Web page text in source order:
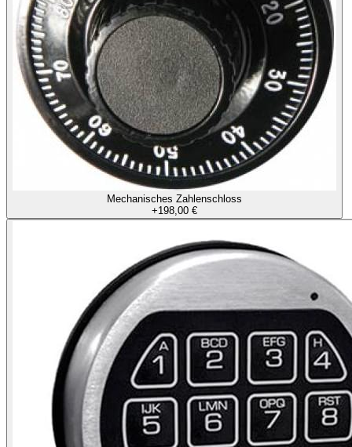
Mechanisches Zahlenschloss
+198,00 €